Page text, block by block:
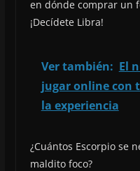
en dónde comprar un
¡Decídete Libra!
Ver también: El
jugar online con
la experiencia
¿Cuántos Escorpio se
maldito foco?